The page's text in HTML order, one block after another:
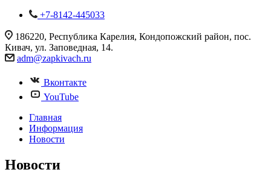
+7-8142-445033
186220, Республика Карелия, Кондопожский район, пос.
Кивач, ул. Заповедная, 14.
adm@zapkivach.ru
Вконтакте
YouTube
Главная
Информация
Новости
Новости